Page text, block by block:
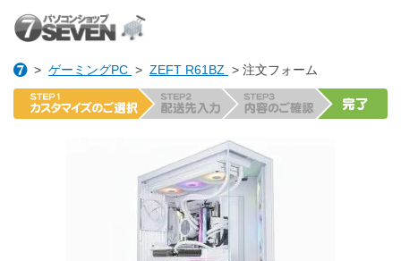
> ゲーミングPC > ZEFT R61BZ > 注文フォーム